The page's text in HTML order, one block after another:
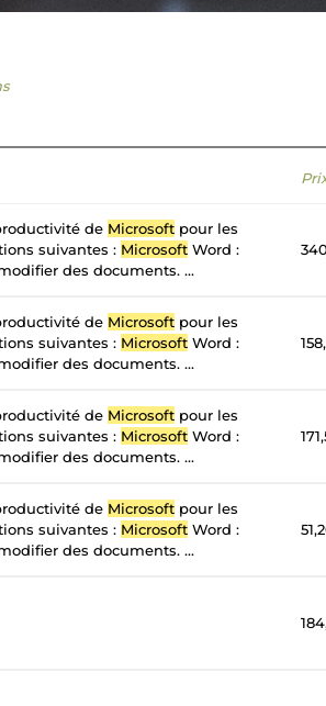
de Microsoft pour les
suivantes : Microsoft Word :
des documents. ...
de Microsoft pour les
suivantes : Microsoft Word :
des documents. ...
de Microsoft pour les
suivantes : Microsoft Word :
des documents. ...
de Microsoft pour les
suivantes : Microsoft Word :
des documents. ...